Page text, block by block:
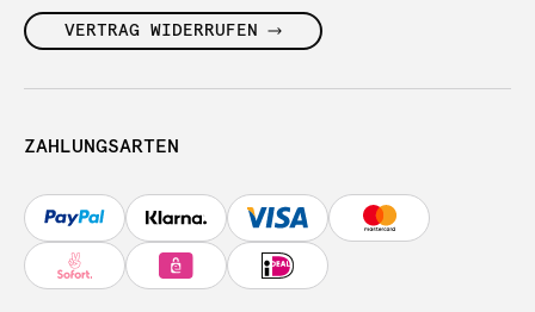
VERTRAG WIDERRUFEN
ZAHLUNGSARTEN